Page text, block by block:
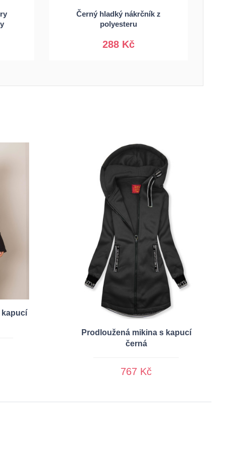
Černý hladký nákrčník z
polyesteru
288 Kč
Univerzální
kapucí
Prodloužená mikina s kapucí
černá
767 Kč